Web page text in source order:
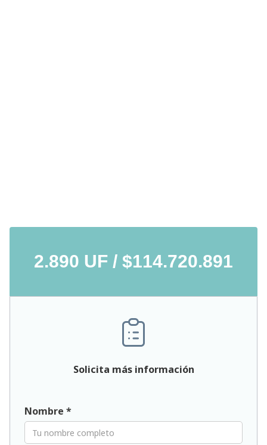
2.890 UF / $114.720.891
Solicita más información
Nombre *